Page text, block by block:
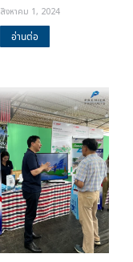
สิงหาคม 1, 2024
อ่านต่อ